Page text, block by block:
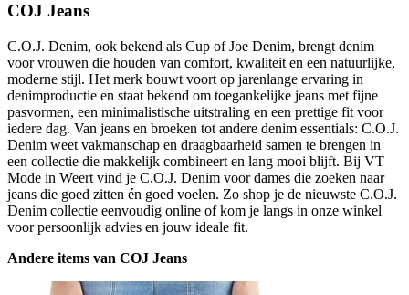
COJ Jeans
C.O.J. Denim, ook bekend als Cup of Joe Denim, brengt denim
voor vrouwen die houden van comfort, kwaliteit en een natuurlijke,
moderne stijl. Het merk bouwt voort op jarenlange ervaring in
denimproductie en staat bekend om toegankelijke jeans met fijne
pasvormen, een minimalistische uitstraling en een prettige fit voor
iedere dag. Van jeans en broeken tot andere denim essentials: C.O.J.
Denim weet vakmanschap en draagbaarheid samen te brengen in
een collectie die makkelijk combineert en lang mooi blijft. Bij VT
Mode in Weert vind je C.O.J. Denim voor dames die zoeken naar
jeans die goed zitten én goed voelen. Zo shop je de nieuwste C.O.J.
Denim collectie eenvoudig online of kom je langs in onze winkel
voor persoonlijk advies en jouw ideale fit.
Andere items van COJ Jeans